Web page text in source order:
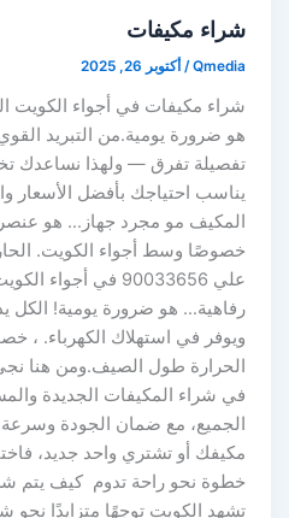
شراء مكيفات
Qmedia
/ أكتوبر 26, 2025
شراء مكيفات في أجواء الكويت
هو ضرورة يومية.من التبريد
تفصيلة تفرق — ولهذا نساعدك
يناسب احتياجك بأفضل الأسعار
المكيف مو مجرد جهاز… هو عنصر
خصوصًا وسط أجواء الكويت.
علي 90033656 في
رفاهية… هو ضرورة يومية! الكل
ويوفر في استهلاك الكهرباء. ،
الحرارة طول الصيف.ومن هنا
في شراء المكيفات الجديدة
الجميع، مع ضمان الجودة وسرعة
مكيفك أو تشتري واحد جديد،
خطوة نحو راحة تدوم كيف يتم
تشهد الكويت توجهًا متزايدًا نحو